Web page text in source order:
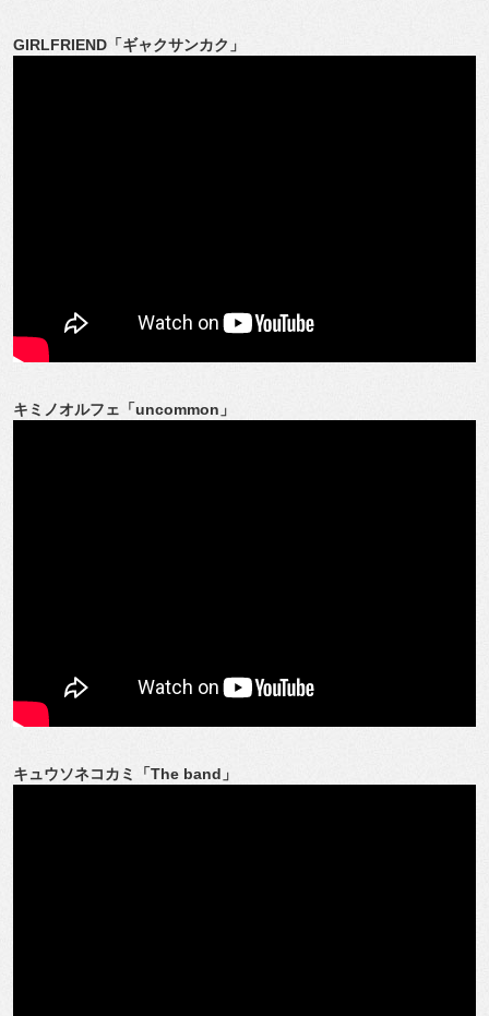
GIRLFRIEND「ギャクサンカク」
キミノオルフェ「uncommon」
キュウソネコカミ「The band」